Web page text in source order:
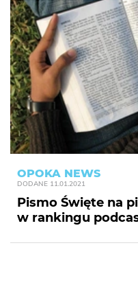
OPOKA NEWS
DODANE 11.01.2021
Pismo Święte na
w rankingu